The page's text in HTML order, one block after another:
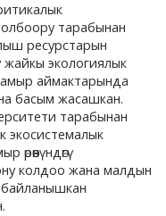
тарабынан
ресурстарын
жайкы экологиялык
аймактарында
басым жасашкан.
тарабынан
колдоо жана малдын
байланышкан